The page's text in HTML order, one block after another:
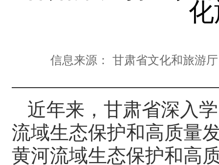
信息来源：甘肃省文化和旅游厅
近年来，甘肃省深入
流域生态保护和高质量
黄河流域生态保护和高